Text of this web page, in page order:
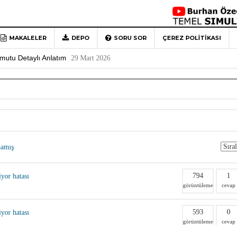
MAKALELER DEPO SORU SOR ÇEREZ POLITIKASI
Türkiye’ye Veda 4 Mayıs 2026
Detaylı Anlatım 29 Mart 2026
2020
hatası
794
görüntüleme
1
cevap
hatası
593
görüntüleme
0
cevap